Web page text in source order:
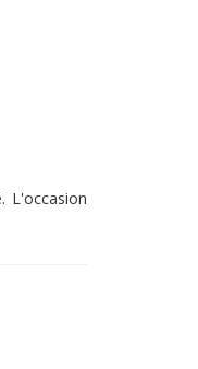
L'occasion